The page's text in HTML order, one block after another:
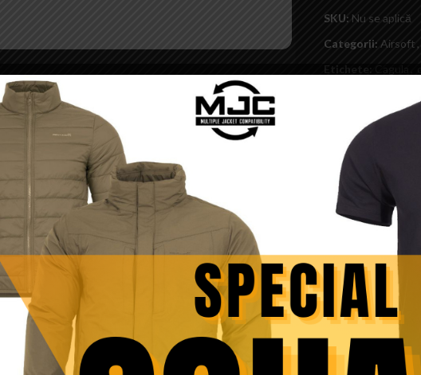
SKU: Nu se aplică
Categorii: Airsoft ,
Etichete:
Save
INFORMAȚII SUPLIMENTARE
– Combat Zone Tactical
un element esențial al echipamentului pentru activități în aer liber, fiind ideală
de înaltă calitate, cagula oferă confort și protecție în timpul utilizării.